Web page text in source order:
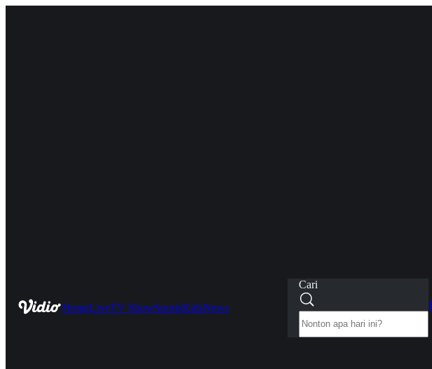
HomeLiveTV ShowSportsKidsNews
Cari